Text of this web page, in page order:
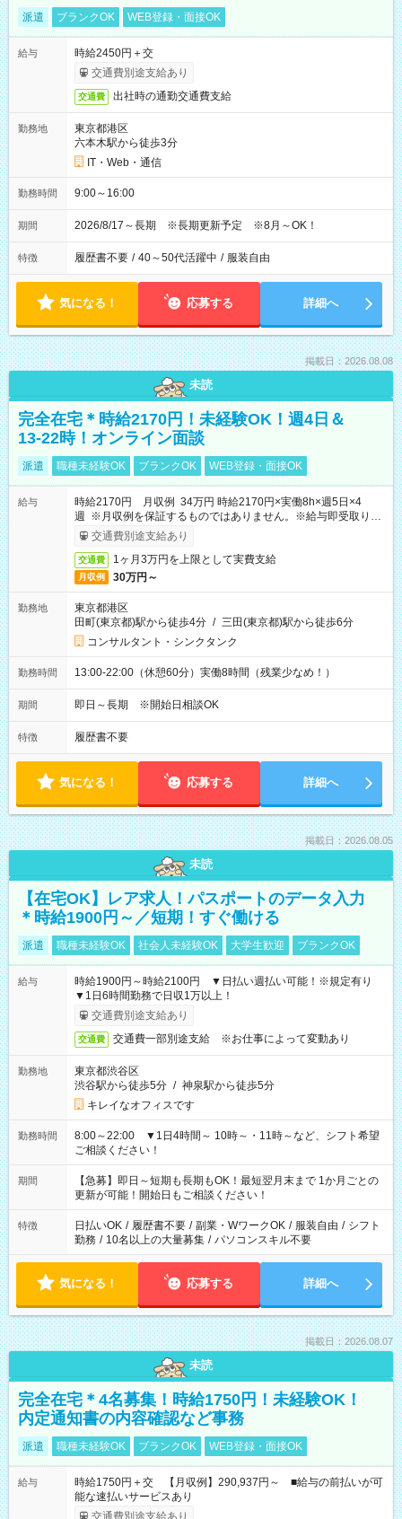
派遣 ブランクOK WEB登録・面接OK
給与
時給2450円＋交
交通費別途支給あり
交通費 出社時の通勤交通費支給
勤務地
東京都港区
六本木駅から徒歩3分
IT・Web・通信
勤務時間 9:00～16:00
期間 2026/8/17～長期 ※長期更新予定 ※8月～OK！
特徴 履歴書不要 / 40～50代活躍中 / 服装自由
気になる！ 応募する 詳細へ
掲載日：2026.08.08
未読
完全在宅＊時給2170円！未経験OK！週4日＆
13-22時！オンライン面談
派遣 職種未経験OK ブランクOK WEB登録・面接OK
給与
時給2170円 月収例 34万円 時給2170円×実働8h×週5日×4
週 ※月収例を保証するものではありません。※給与即受取りサ
ービス利用可（利用条件有）
交通費別途支給あり
交通費 1ヶ月3万円を上限として実費支給
月収例 30万円～
勤務地
東京都港区
田町(東京都)駅から徒歩4分 / 三田(東京都)駅から徒歩6分
コンサルタント・シンクタンク
勤務時間 13:00-22:00（休憩60分）実働8時間（残業少なめ！）
期間 即日～長期 ※開始日相談OK
特徴 履歴書不要
気になる！ 応募する 詳細へ
掲載日：2026.08.05
未読
【在宅OK】レア求人！パスポートのデータ入力
＊時給1900円～／短期！すぐ働ける
派遣 職種未経験OK 社会人未経験OK 大学生歓迎 ブランクOK
給与
時給1900円～時給2100円 ▼日払い週払い可能！※規定有り
▼1日6時間勤務で日収1万以上！
交通費別途支給あり
交通費 交通費一部別途支給 ※お仕事によって変動あり
勤務地
東京都渋谷区
渋谷駅から徒歩5分 / 神泉駅から徒歩5分
キレイなオフィスです
勤務時間
8:00～22:00 ▼1日4時間～ 10時～・11時～など、シフト希望
ご相談ください！
期間
【急募】即日～短期も長期もOK！最短翌月末まで 1か月ごとの
更新が可能！開始日もご相談ください！
特徴 日払いOK / 履歴書不要 / 副業・WワークOK / 服装自由 / シフト
勤務 / 10名以上の大量募集 / パソコンスキル不要
気になる！ 応募する 詳細へ
掲載日：2026.08.07
未読
完全在宅＊4名募集！時給1750円！未経験OK！
内定通知書の内容確認など事務
派遣 職種未経験OK ブランクOK WEB登録・面接OK
給与
時給1750円＋交 【月収例】290,937円～ ■給与の前払いが可
能な速払いサービスあり
交通費別途支給あり